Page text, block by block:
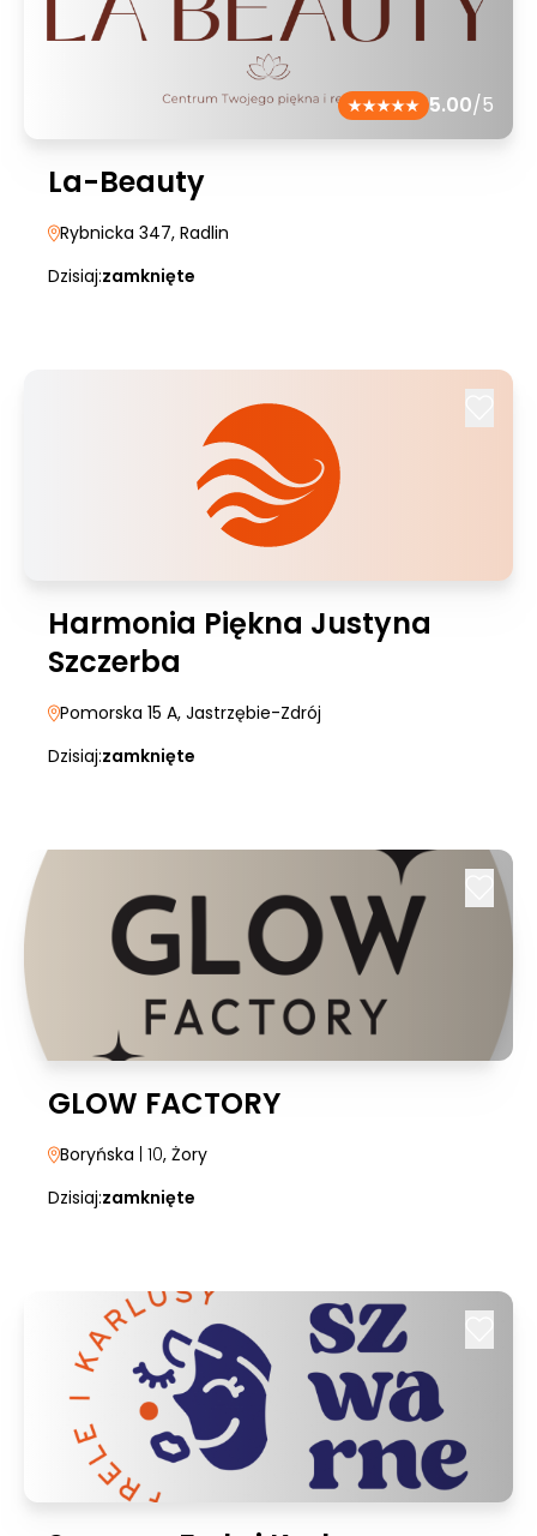
5.00/5
La-Beauty
Rybnicka 347, Radlin
Dzisiaj:zamknięte
Harmonia Piękna Justyna
Szczerba
Pomorska 15 A, Jastrzębie-Zdrój
Dzisiaj:zamknięte
GLOW FACTORY
Boryńska | 10, Żory
Dzisiaj:zamknięte